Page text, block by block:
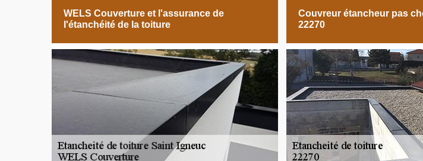
WELS Couverture et l'assurance de
l'étanchéité de la toiture
Couvreur étancheur pas
22270